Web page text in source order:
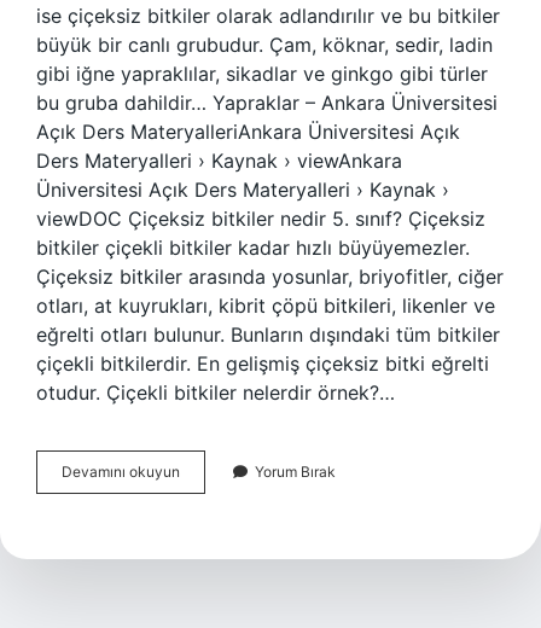
ise çiçeksiz bitkiler olarak adlandırılır ve bu bitkiler
büyük bir canlı grubudur. Çam, köknar, sedir, ladin
gibi iğne yapraklılar, sikadlar ve ginkgo gibi türler
bu gruba dahildir… Yapraklar – Ankara Üniversitesi
Açık Ders MateryalleriAnkara Üniversitesi Açık
Ders Materyalleri › Kaynak › viewAnkara
Üniversitesi Açık Ders Materyalleri › Kaynak ›
viewDOC Çiçeksiz bitkiler nedir 5. sınıf? Çiçeksiz
bitkiler çiçekli bitkiler kadar hızlı büyüyemezler.
Çiçeksiz bitkiler arasında yosunlar, briyofitler, ciğer
otları, at kuyrukları, kibrit çöpü bitkileri, likenler ve
eğrelti otları bulunur. Bunların dışındaki tüm bitkiler
çiçekli bitkilerdir. En gelişmiş çiçeksiz bitki eğrelti
otudur. Çiçekli bitkiler nelerdir örnek?…
Devamını okuyun Çiçeksiz
Bitki
Örnek
Yorum Bırak